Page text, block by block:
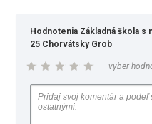
Hodnotenia Základná škola s materskou
25 Chorvátsky Grob
vyber